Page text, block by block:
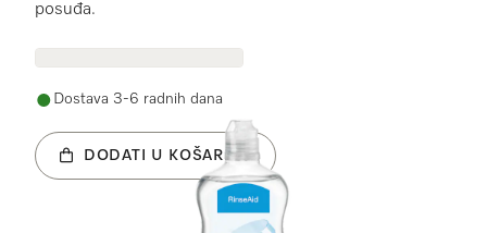
posuđa.
Dostava 3-6 radnih dana
DODATI U KOŠARICU